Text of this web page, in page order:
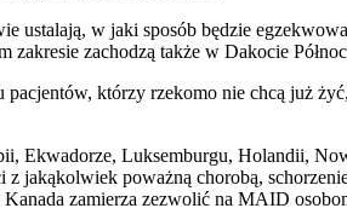
ustalają, w jaki sposób będzie
zakresie zachodzą także w Dakocie
pacjentów, którzy rzekomo nie chcą już
Ekwadorze, Luksemburgu, Holandii,
jakąkolwiek poważną chorobą,
zamierza zezwolić na MAID